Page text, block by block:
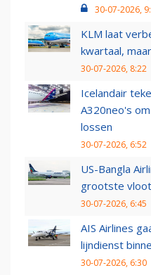
30-07-2026,
KLM laat
kwartaal,
30-07-2026, 8:22
Icelandair
A320neo's
lossen
30-07-2026, 6:52
US-Bangla
grootste
30-07-2026, 6:45
AIS Airlines
lijndienst
30-07-2026, 6:30